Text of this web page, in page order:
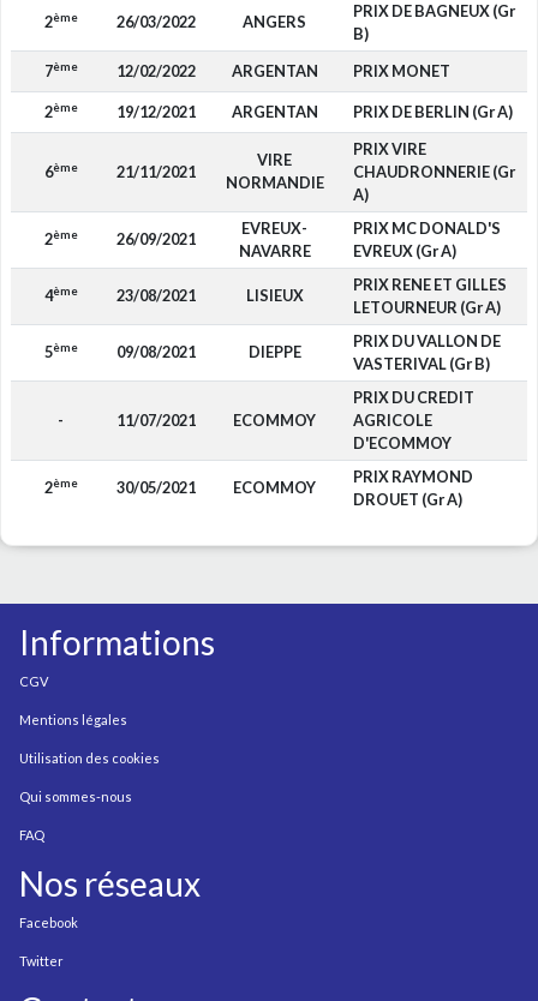
2ème 26/03/2022 ANGERS
PRIX DE BAGNEUX (Gr
B)
7ème 12/02/2022 ARGENTAN PRIX MONET
2ème 19/12/2021 ARGENTAN PRIX DE BERLIN (Gr A)
6ème 21/11/2021
VIRE
NORMANDIE
PRIX VIRE
CHAUDRONNERIE (Gr
A)
2ème 26/09/2021
EVREUX-
NAVARRE
PRIX MC DONALD'S
EVREUX (Gr A)
4ème 23/08/2021 LISIEUX
PRIX RENE ET GILLES
LETOURNEUR (Gr A)
5ème 09/08/2021 DIEPPE
PRIX DU VALLON DE
VASTERIVAL (Gr B)
- 11/07/2021 ECOMMOY
PRIX DU CREDIT
AGRICOLE
D'ECOMMOY
2ème 30/05/2021 ECOMMOY
PRIX RAYMOND
DROUET (Gr A)
Informations
CGV
Mentions légales
Utilisation des cookies
Qui sommes-nous
FAQ
Nos réseaux
Facebook
Twitter